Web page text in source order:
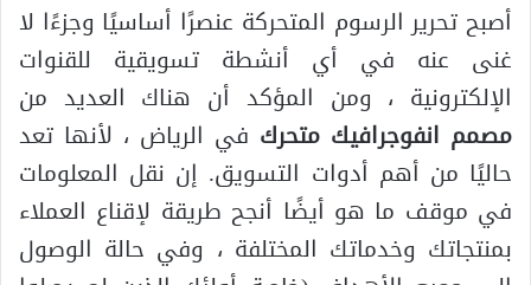
أصبح تحرير الرسوم المتحركة عنصرًا أساسيًا وجزءًا لا
غنى عنه في أي أنشطة تسويقية للقنوات
الإلكترونية ، ومن المؤكد أن هناك العديد من
مصمم انفوجرافيك متحرك في الرياض ، لأنها تعد
حاليًا من أهم أدوات التسويق. إن نقل المعلومات
في موقف ما هو أيضًا أنجح طريقة لإقناع العملاء
بمنتجاتك وخدماتك المختلفة ، وفي حالة الوصول